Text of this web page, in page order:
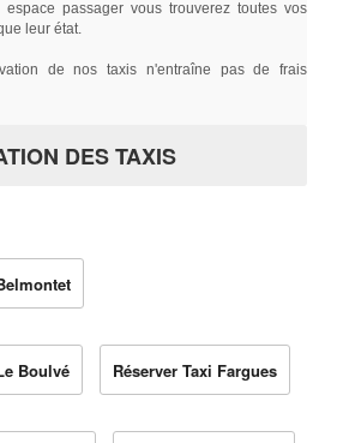
passager vous trouverez toutes vos
leur état.
de nos taxis n'entraîne pas de frais
DES TAXIS
Boulvé Réserver Taxi Fargues